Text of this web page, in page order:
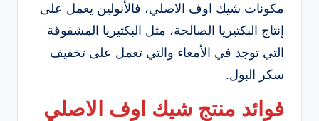
مكونات شيك اوف الاصلي، فالأنولين يعمل على
إنتاج البكتيريا الصالحة، مثل البكتيريا المشقوقة
التي توجد في الأمعاء والتي تعمل على تخفيف
سكر البول.
فوائد منتج شيك اوف الاصلي